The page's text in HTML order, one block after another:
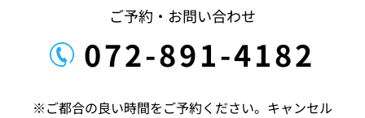
ご予約・お問い合わせ
072-891-4182
※ご都合の良い時間をご予約ください。キャンセル